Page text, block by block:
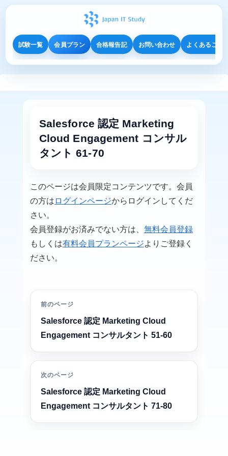
試験一覧 会員プラン 合格報告記 お問い合わせ よくあるご質
Salesforce 認定 Marketing
Cloud Engagement コンサル
タント 61-70
このページは会員限定コンテンツです。会員
の方は ログインページからログインしてくだ
さい。
会員登録がお済みでない方は、 無料会員登録
もしくは有料会員プランページよりご登録く
ださい。
前のページ
Salesforce 認定 Marketing Cloud
Engagement コンサルタント 51-60
次のページ
Salesforce 認定 Marketing Cloud
Engagement コンサルタント 71-80